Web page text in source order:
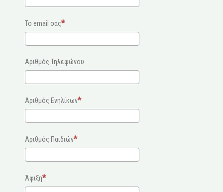
Το email σας
Αριθμός Τηλεφώνου
Αριθμός Ενηλίκων
Αριθμός Παιδιών
Άφιξη